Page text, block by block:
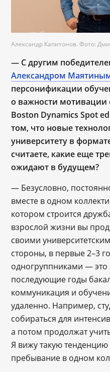
Александр Капитонов. Фото:
— С другим
Александром
персонификации
о важности мотивации
Boston Dynamics Spot
том, что новые
университету в
считаете, какие еще
ожидают в будущем?
— Безусловно,
вместе в одном
котором строится
взрослой жизни вы
своими
стороны, в первые 2–3
одногруппниками —
последующие годы
коммуникация и
удаленно. Например,
собираться для
а потом продолжат
Я вижу такую
пребывание в одном